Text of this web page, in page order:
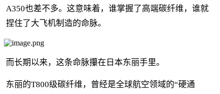
A350也差不多。这意味着，谁掌握了高端碳纤维，谁就
捏住了大飞机制造的命脉。
而长期以来，这条命脉攥在日本东丽手里。
东丽的T800级碳纤维，曾经是全球航空领域的“硬通